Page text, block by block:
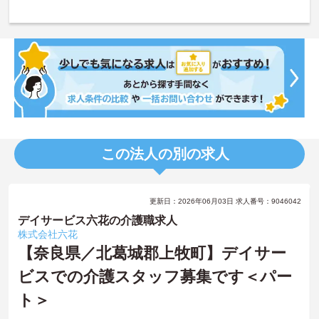
この法人の別の求人
更新日：2026年06月03日 求人番号：9046042
デイサービス六花の介護職求人
株式会社六花
【奈良県／北葛城郡上牧町】デイサー
ビスでの介護スタッフ募集です＜パー
ト＞